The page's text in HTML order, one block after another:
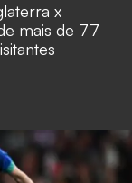
x
mais de 77